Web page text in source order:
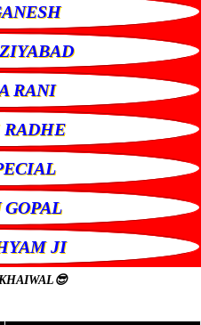
RANI
RADHE
JI